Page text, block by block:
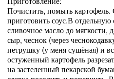
Почистить, помыть картофель.
приготовить соус.В отдельную
сливочное масло до мягкости,
сыр, чеснок (через
петрушку (у меня сушёная) и
остуженный картофель
на застеленный пекарской